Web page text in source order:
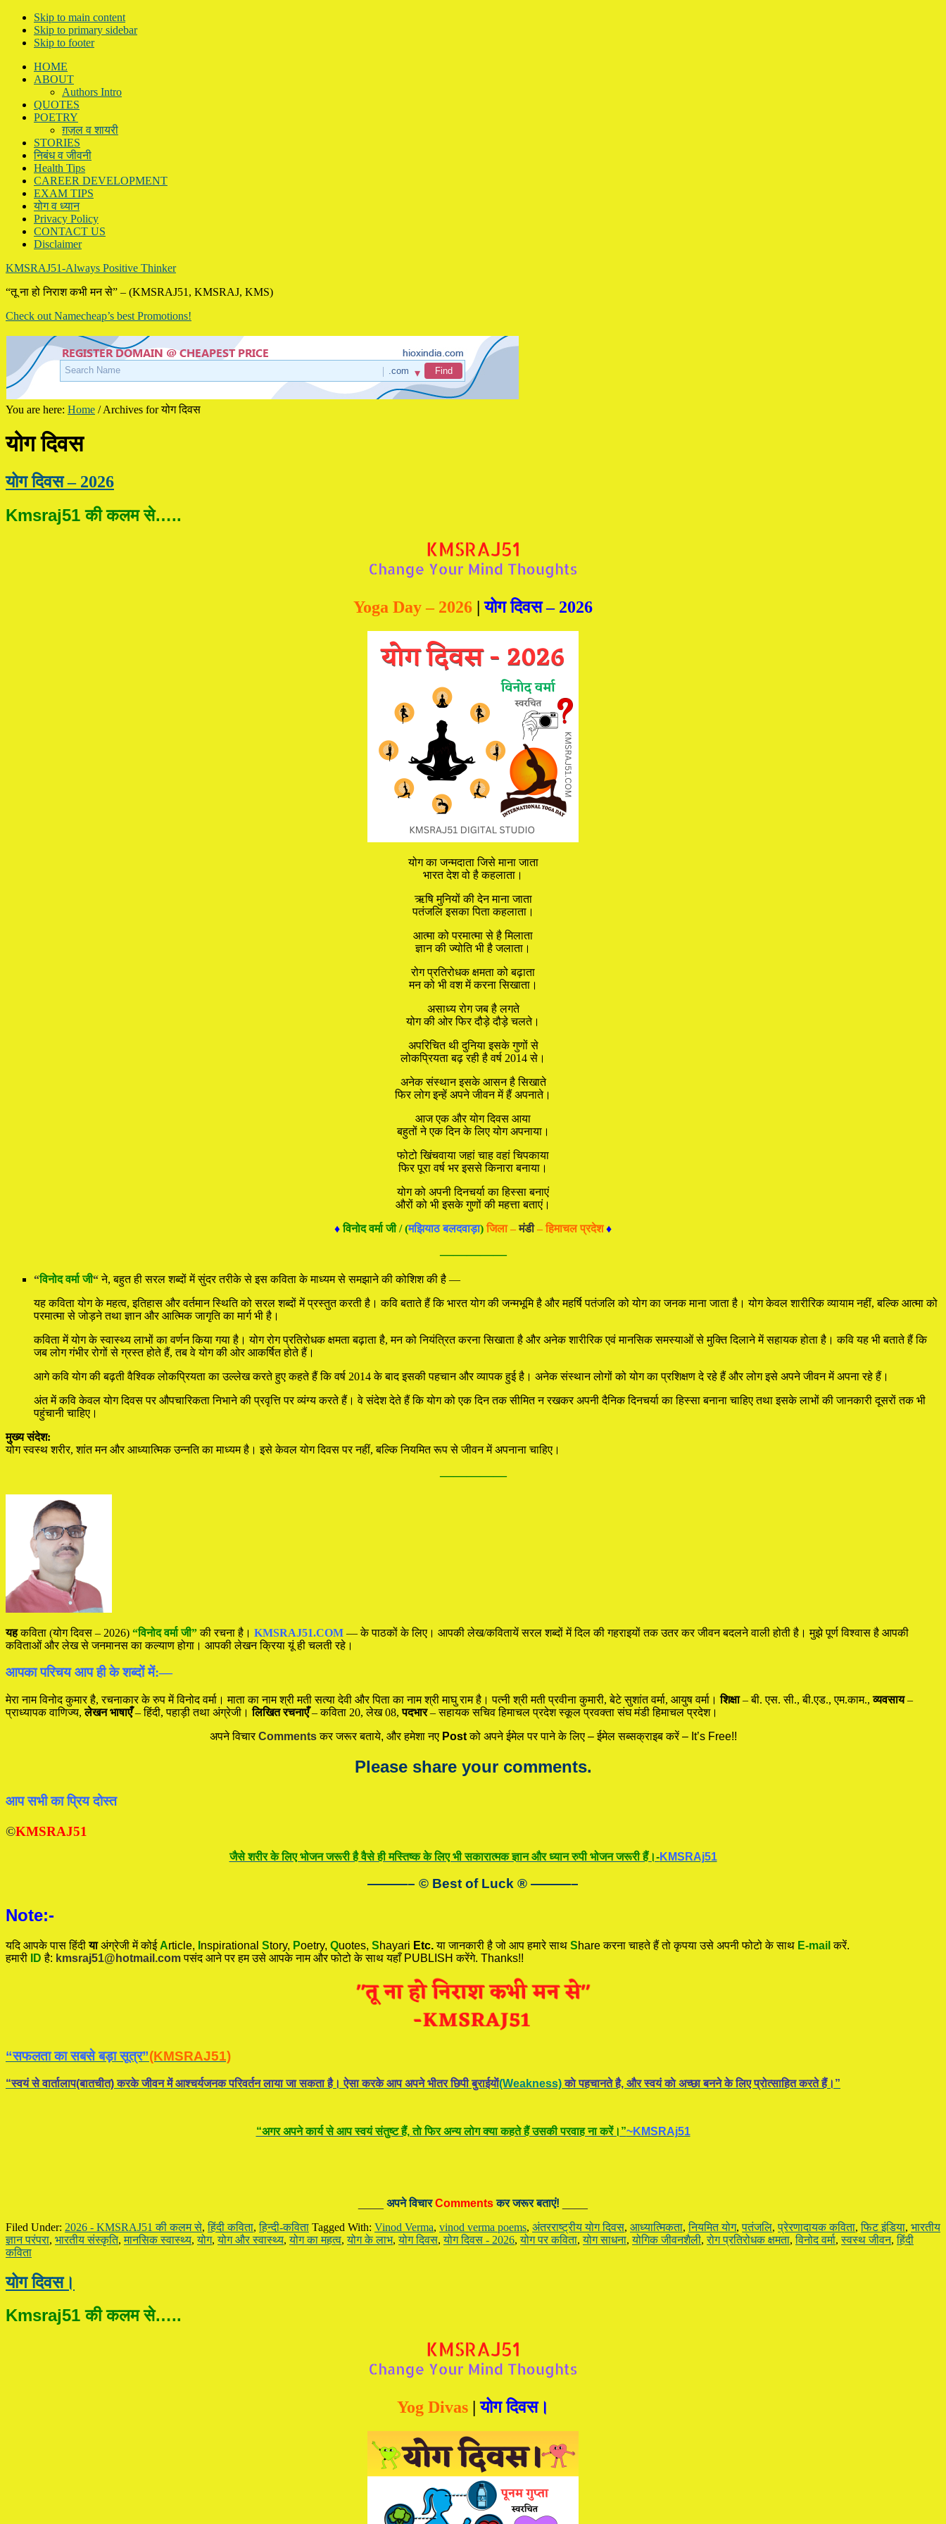
Skip to main content
Skip to primary sidebar
Skip to footer
HOME
ABOUT
Authors Intro
QUOTES
POETRY
ग़ज़ल व शायरी
STORIES
निबंध व जीवनी
Health Tips
CAREER DEVELOPMENT
EXAM TIPS
योग व ध्यान
Privacy Policy
CONTACT US
Disclaimer
KMSRAJ51-Always Positive Thinker
“तू ना हो निराश कभी मन से” – (KMSRAJ51, KMSRAJ, KMS)
Check out Namecheap’s best Promotions!
You are here: Home /Archives for योग दिवस
योग दिवस
योग दिवस – 2026
Kmsraj51 की कलम से…..
Yoga Day – 2026 | योग दिवस – 2026
योग का जन्मदाता जिसे माना जाता
भारत देश वो है कहलाता।
ऋषि मुनियों की देन माना जाता
पतंजलि इसका पिता कहलाता।
आत्मा को परमात्मा से है मिलाता
ज्ञान की ज्योति भी है जलाता।
रोग प्रतिरोधक क्षमता को बढ़ाता
मन को भी वश में करना सिखाता।
असाध्य रोग जब है लगते
योग की ओर फिर दौड़े दौड़े चलते।
अपरिचित थी दुनिया इसके गुणों से
लोकप्रियता बढ़ रही है वर्ष 2014 से।
अनेक संस्थान इसके आसन है सिखाते
फिर लोग इन्हें अपने जीवन में हैं अपनाते।
आज एक और योग दिवस आया
बहुतों ने एक दिन के लिए योग अपनाया।
फोटो खिंचवाया जहां चाह वहां चिपकाया
फिर पूरा वर्ष भर इससे किनारा बनाया।
योग को अपनी दिनचर्या का हिस्सा बनाएं
औरों को भी इसके गुणों की महत्ता बताएं।
♦विनोद वर्मा जी / (मझियाठ बलदवाड़ा) जिला –मंडी– हिमाचल प्रदेश ♦
—————
“विनोद वर्मा जी“ने, बहुत ही सरल शब्दों में सुंदर तरीके से इस कविता के माध्यम से समझाने की कोशिश की है —
यह कविता योग के महत्व, इतिहास और वर्तमान स्थिति को सरल शब्दों में प्रस्तुत करती है। कवि बताते हैं कि भारत योग की जन्मभूमि है और महर्षि पतंजलि को योग का जनक माना जाता है। योग केवल शारीरिक व्यायाम नहीं, बल्कि आत्मा को
परमात्मा से जोड़ने तथा ज्ञान और आत्मिक जागृति का मार्ग भी है।
कविता में योग के स्वास्थ्य लाभों का वर्णन किया गया है। योग रोग प्रतिरोधक क्षमता बढ़ाता है, मन को नियंत्रित करना सिखाता है और अनेक शारीरिक एवं मानसिक समस्याओं से मुक्ति दिलाने में सहायक होता है। कवि यह भी बताते हैं कि
जब लोग गंभीर रोगों से ग्रस्त होते हैं, तब वे योग की ओर आकर्षित होते हैं।
आगे कवि योग की बढ़ती वैश्विक लोकप्रियता का उल्लेख करते हुए कहते हैं कि वर्ष 2014 के बाद इसकी पहचान और व्यापक हुई है। अनेक संस्थान लोगों को योग का प्रशिक्षण दे रहे हैं और लोग इसे अपने जीवन में अपना रहे हैं।
अंत में कवि केवल योग दिवस पर औपचारिकता निभाने की प्रवृत्ति पर व्यंग्य करते हैं। वे संदेश देते हैं कि योग को एक दिन तक सीमित न रखकर अपनी दैनिक दिनचर्या का हिस्सा बनाना चाहिए तथा इसके लाभों की जानकारी दूसरों तक भी
पहुंचानी चाहिए।
मुख्य संदेश:
योग स्वस्थ शरीर, शांत मन और आध्यात्मिक उन्नति का माध्यम है। इसे केवल योग दिवस पर नहीं, बल्कि नियमित रूप से जीवन में अपनाना चाहिए।
—————
यहकविता (योग दिवस – 2026) “विनोद वर्मा जी”की रचना है। KMSRAJ51.COM — के पाठकों के लिए। आपकी लेख/कवितायें सरल शब्दों में दिल की गहराइयों तक उतर कर जीवन बदलने वाली होती है। मुझे पूर्ण विश्वास है आपकी
कविताओं और लेख से जनमानस का कल्याण होगा। आपकी लेखन क्रिया यूं ही चलती रहे।
आपका परिचय आप ही के शब्दों में:—
मेरा नाम विनोद कुमार है, रचनाकार के रुप में विनोद वर्मा। माता का नाम श्री मती सत्या देवी और पिता का नाम श्री माघु राम है। पत्नी श्री मती प्रवीना कुमारी, बेटे सुशांत वर्मा, आयुष वर्मा।शिक्षा– बी. एस. सी., बी.एड., एम.काम.,व्यवसाय–
प्राध्यापक वाणिज्य,लेखन भाषाएँ– हिंदी, पहाड़ी तथा अंग्रेजी।लिखित रचनाएँ– कविता 20, लेख 08,पदभार– सहायक सचिव हिमाचल प्रदेश स्कूल प्रवक्ता संघ मंडी हिमाचल प्रदेश।
अपने विचारCommentsकर जरूर बताये, और हमेशा नए Postको अपने ईमेल पर पाने के लिए – ईमेल सब्सक्राइब करें – It’s Free!!
Please share your comments.
आप सभी का प्रिय दोस्त
©KMSRAJ51
जैसे शरीर के लिए भोजन जरूरी है वैसे ही मस्तिष्क के लिए भी सकारात्मक ज्ञान और ध्यान रुपी भोजन जरूरी हैं।-KMSRAj51
———– © Best of Luck ® ———–
Note:-
यदि आपके पास हिंदीयाअंग्रेजी में कोईArticle, nspirational Story, Poetry, Quotes, Shayari Etc.या जानकारी है जो आप हमारे साथ Share करना चाहते हैं तो कृपया उसे अपनी फोटो के साथ E-mail करें.
हमारी
ID है: kmsraj51@hotmail.com पसंद आने पर हम उसे आपके नाम और फोटो के साथ यहाँ PUBLISH करेंगे. Thanks!!
“सफलता का सबसे बड़ा सूत्र”(KMSRAJ51)
“स्वयं से वार्तालाप(बातचीत) करके जीवन में आश्चर्यजनक परिवर्तन लाया जा सकता है। ऐसा करके आप अपने भीतर छिपी बुराईयाें(Weakness)काे पहचानते है, और स्वयं काे अच्छा बनने के लिए प्रोत्साहित करते हैं।”
“अगर अपने कार्य से आप स्वयं संतुष्ट हैं, ताे फिर अन्य लोग क्या कहते हैं उसकी परवाह ना करें।”~KMSRAj51
अपने विचारCommentsकर जरूर बताएं!
Filed Under: 2026 - KMSRAJ51 की कलम से,हिंदी कविता,हिन्दी-कविता Tagged With: Vinod Verma, vinod verma poems, अंतरराष्ट्रीय योग दिवस, आध्यात्मिकता,नियमित योग,पतंजलि,प्रेरणादायक कविता,फिट इंडिया, भारतीय
ज्ञान परंपरा, भारतीय संस्कृति,मानसिक स्वास्थ्य,योग,योग और स्वास्थ्य,योग का महत्व,योग के लाभ,योग दिवस,योग दिवस - 2026,योग पर कविता,योग साधना,योगिक जीवनशैली,रोग प्रतिरोधक क्षमता,विनोद वर्मा,स्वस्थ जीवन,हिंदी
कविता
योग दिवस।
Kmsraj51 की कलम से…..
Yog Divas |योग दिवस।